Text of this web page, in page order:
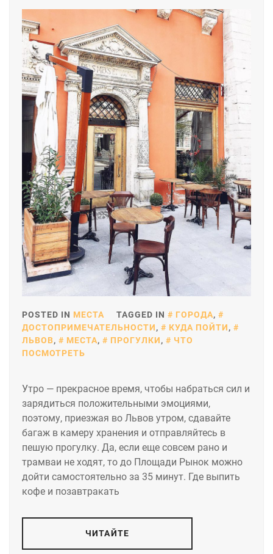
POSTED IN МЕСТА TAGGED IN ГОРОДА,
ДОСТОПРИМЕЧАТЕЛЬНОСТИ, КУДА ПОЙТИ,
ЛЬВОВ, МЕСТА, ПРОГУЛКИ,
ЧТО
ПОСМОТРЕТЬ
Утро — прекрасное время, чтобы набраться сил и
зарядиться положительными эмоциями,
поэтому, приезжая во Львов утром, сдавайте
багаж в камеру хранения и отправляйтесь в
пешую прогулку. Да, если еще совсем рано и
трамваи не ходят, то до Площади Рынок можно
дойти самостоятельно за 35 минут. Где выпить
кофе и позавтракать
ЧИТАЙТЕ